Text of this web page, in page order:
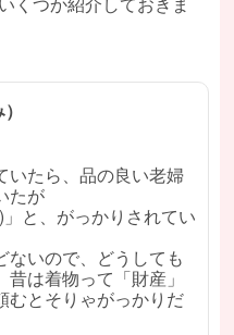
いたら、品の良い老婦
たが
と、がっかりされてい
ないので、どうしても
は着物って「財産」
むとそりゃがっかりだ